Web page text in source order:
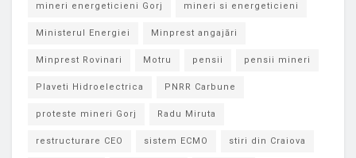
mineri energeticieni Gorj mineri si energeticieni
Ministerul Energiei Minprest angajări
Minprest Rovinari Motru pensii pensii mineri
Plaveti Hidroelectrica PNRR Carbune
proteste mineri Gorj Radu Miruta
restructurare CEO sistem ECMO stiri din Craiova